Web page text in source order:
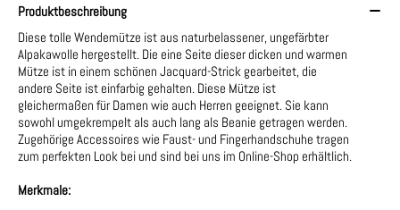
Produktbeschreibung
Diese tolle Wendemütze ist aus naturbelassener, ungefärbter
Alpakawolle hergestellt. Die eine Seite dieser dicken und warmen
Mütze ist in einem schönen Jacquard-Strick gearbeitet, die
andere Seite ist einfarbig gehalten. Diese Mütze ist
gleichermaßen für Damen wie auch Herren geeignet. Sie kann
sowohl umgekrempelt als auch lang als Beanie getragen werden.
Zugehörige Accessoires wie Faust- und Fingerhandschuhe tragen
zum perfekten Look bei und sind bei uns im Online-Shop erhältlich.
Merkmale: